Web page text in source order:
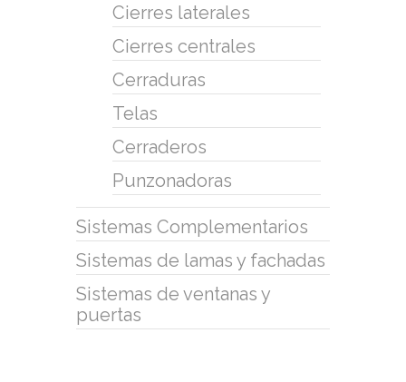
Cierres laterales
Cierres centrales
Cerraduras
Telas
Cerraderos
Punzonadoras
Sistemas Complementarios
Sistemas de lamas y fachadas
Sistemas de ventanas y
puertas